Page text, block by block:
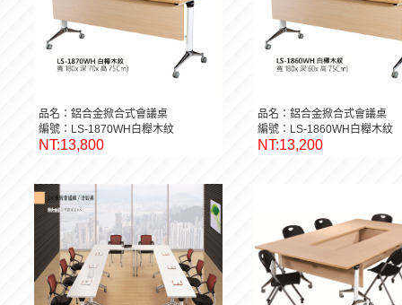
品名：鋁合金掀合式會議桌
編號：LS-1870WH白櫸木紋
NT:13,800
品名：鋁合金掀合式會議桌
編號：LS-1860WH白櫸木紋
NT:13,200